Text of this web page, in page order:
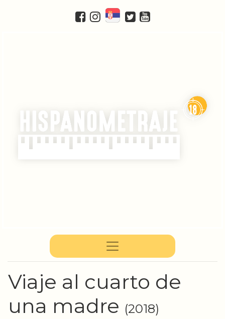
Viaje al cuarto de
una madre (2018)